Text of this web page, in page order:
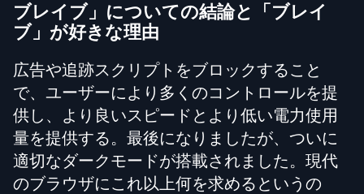
ブレイブ」についての結論と「ブレイ
ブ」が好きな理由
広告や追跡スクリプトをブロックすること
で、ユーザーにより多くのコントロールを提
供し、より良いスピードとより低い電力使用
量を提供する。最後になりましたが、ついに
適切なダークモードが搭載されました。現代
のブラウザにこれ以上何を求めるというの